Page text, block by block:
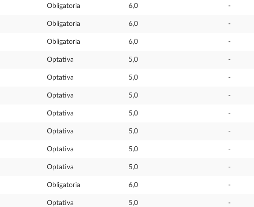
Obligatoria 6,0 -
Obligatoria 6,0 -
Obligatoria 6,0 -
Optativa 5,0 -
Optativa 5,0 -
Optativa 5,0 -
Optativa 5,0 -
Optativa 5,0 -
Optativa 5,0 -
Optativa 5,0 -
Obligatoria 6,0 -
Optativa 5,0 -